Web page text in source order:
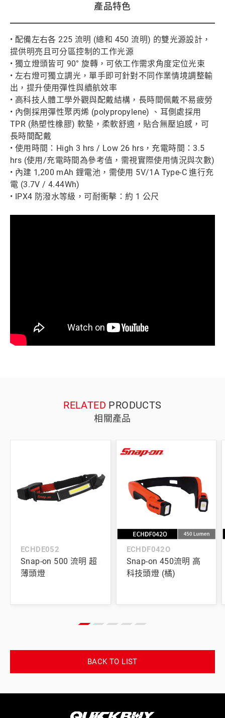
產品特色
• 配備左右各 225 流明 (總和 450 流明) 的雙光源設計，
提供明亮且可分區控制的工作光源
• 獨立燈頭皆可 90° 旋轉，可依工作需求角度定位光束
• 左右燈可獨立調光，單手即可針對不同作業情境調整輸
出，提升使用彈性與續航效率
• 高科技人體工學外觀與配戴結構，長時間佩戴不易疲勞
• 內側採用彈性聚丙烯 (polypropylene) 、耳側處採用
TPR (熱塑性橡膠) 軟墊，柔軟舒適，貼合無壓迫感，可
長時間配戴
• 使用時間：High 3 hrs / Low 26 hrs，充電時間：3.5
hrs (使用/充電時間為參考值，需視實際使用情況與次數)
• 內建 1,200 mAh 鋰電池，需使用 5V/1A Type-C 進行充
電 (3.7V / 4.44Wh)
• IPX4 防潑水等級，可耐衝擊：約 1 公尺
RELATED PRODUCTS
相關產品
ECHDE052
Snap-on 500 流明 超
薄頭燈
ECHDF042O
Snap-on 450流明 高
科技頭燈 (橘)
BACK TO LIST